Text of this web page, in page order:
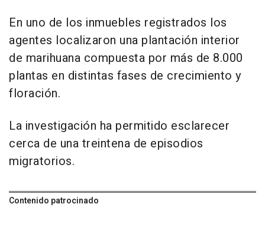
En uno de los inmuebles registrados los
agentes localizaron una plantación interior
de marihuana compuesta por más de 8.000
plantas en distintas fases de crecimiento y
floración.
La investigación ha permitido esclarecer
cerca de una treintena de episodios
migratorios.
Contenido patrocinado